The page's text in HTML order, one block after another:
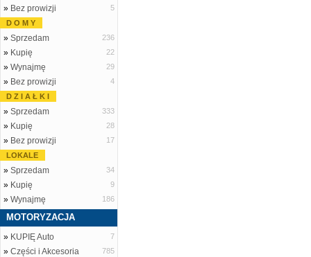
» Bez prowizji
5
D O M Y
» Sprzedam 236
» Kupię 22
» Wynajmę 29
» Bez prowizji
4
D Z I A Ł K I
» Sprzedam 333
» Kupię 28
» Bez prowizji
17
LOKALE
» Sprzedam 34
» Kupię 9
» Wynajmę 186
MOTORYZACJA
» KUPIĘ Auto 7
» Części i Akcesoria 785